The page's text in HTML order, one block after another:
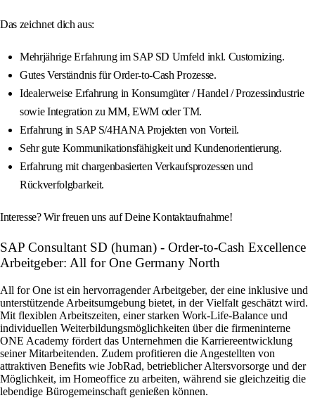
Das zeichnet dich aus:
Mehrjährige Erfahrung im SAP SD Umfeld inkl. Customizing.
Gutes Verständnis für Order-to-Cash Prozesse.
Idealerweise Erfahrung in Konsumgüter / Handel / Prozessindustrie
sowie Integration zu MM, EWM oder TM.
Erfahrung in SAP S/4HANA Projekten von Vorteil.
Sehr gute Kommunikationsfähigkeit und Kundenorientierung.
Erfahrung mit chargenbasierten Verkaufsprozessen und
Rückverfolgbarkeit.
Interesse? Wir freuen uns auf Deine Kontaktaufnahme!
SAP Consultant SD (human) - Order-to-Cash Excellence
Arbeitgeber: All for One Germany North
All for One ist ein hervorragender Arbeitgeber, der eine inklusive und
unterstützende Arbeitsumgebung bietet, in der Vielfalt geschätzt wird.
Mit flexiblen Arbeitszeiten, einer starken Work-Life-Balance und
individuellen Weiterbildungsmöglichkeiten über die firmeninterne
ONE Academy fördert das Unternehmen die Karriereentwicklung
seiner Mitarbeitenden. Zudem profitieren die Angestellten von
attraktiven Benefits wie JobRad, betrieblicher Altersvorsorge und der
Möglichkeit, im Homeoffice zu arbeiten, während sie gleichzeitig die
lebendige Bürogemeinschaft genießen können.